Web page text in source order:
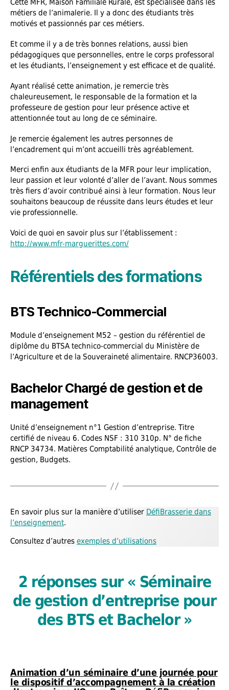
Cette MFR, Maison Familiale Rurale, est spécialisée dans les
métiers de l’animalerie. Il y a donc des étudiants très
motivés et passionnés par ces métiers.
Et comme il y a de très bonnes relations, aussi bien
pédagogiques que personnelles, entre le corps professoral
et les étudiants, l’enseignement y est efficace et de qualité.
Ayant réalisé cette animation, je remercie très
chaleureusement, le responsable de la formation et la
professeure de gestion pour leur présence active et
attentionnée tout au long de ce séminaire.
Je remercie également les autres personnes de
l’encadrement qui m’ont accueilli très agréablement.
Merci enfin aux étudiants de la MFR pour leur implication,
leur passion et leur volonté d’aller de l’avant. Nous sommes
très fiers d’avoir contribué ainsi à leur formation. Nous leur
souhaitons beaucoup de réussite dans leurs études et leur
vie professionnelle.
Voici de quoi en savoir plus sur l’établissement :
http://www.mfr-marguerittes.com/
Référentiels des formations
BTS Technico-Commercial
Module d’enseignement M52 – gestion du référentiel de
diplôme du BTSA technico-commercial du Ministère de
l’Agriculture et de la Souveraineté alimentaire. RNCP36003.
Bachelor Chargé de gestion et de
management
Unité d’enseignement n°1 Gestion d’entreprise. Titre
certifié de niveau 6. Codes NSF : 310 310p. N° de fiche
RNCP 34734. Matières Comptabilité analytique, Contrôle de
gestion, Budgets.
En savoir plus sur la manière d’utiliser DéfiBrasserie dans
l’enseignement.
Consultez d’autres exemples d’utilisations
2 réponses sur « Séminaire
de gestion d’entreprise pour
des BTS et Bachelor »
Animation d’un séminaire d’une journée pour
le dispositif d’accompagnement à la création